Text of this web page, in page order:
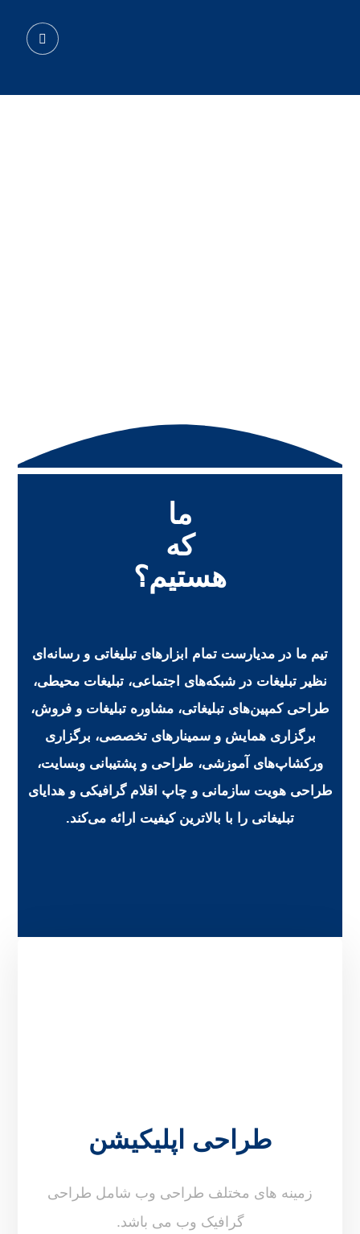
ما
که
هستیم؟
تیم ما در مدیارست تمام ابزارهای تبلیغاتی و رسانه‌ای
نظیر تبلیغات در شبکه‌های اجتماعی، تبلیغات محیطی،
طراحی کمپین‌های تبلیغاتی، مشاوره تبلیغات و فروش،
برگزاری همایش و سمینارهای تخصصی، برگزاری
ورکشاپ‌های آموزشی، طراحی و پشتیبانی وبسایت،
طراحی هویت سازمانی و چاپ اقلام گرافیکی و هدایای
تبلیغاتی را با بالاترین کیفیت ارائه می‌کند.
طراحی اپلیکیشن
زمینه های مختلف طراحی وب شامل طراحی
گرافیک وب می باشد.